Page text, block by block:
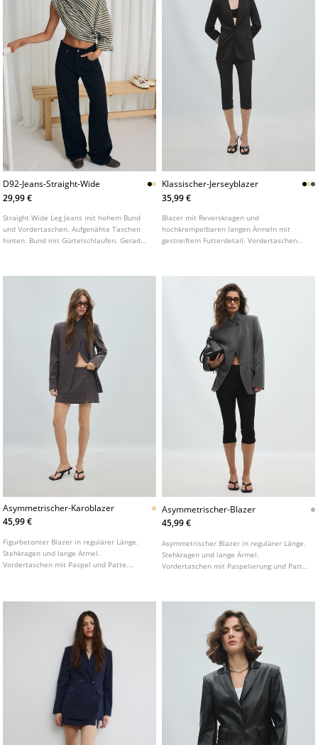
D92-Jeans-Straight-Wide
29,99 €
Straight Wide Leg Jeans mit hohem Bund
und Vordertaschen. Aufgenähte Taschen
hinten. Bund mit Gürtelschlaufen. Gerades,
verschiedenen Farben erhältlich.
Klassischer-Jerseyblazer
35,99 €
Blazer mit Reverskragen und
hochkrempelbaren langen Ärmeln mit
gestreiftem Futterdetail. Vordertaschen
Asymmetrischer-Karoblazer
45,99 €
Figurbetonter Blazer in regulärer Länge.
Stehkragen und lange Ärmel.
Vordertaschen mit Paspel und Patte.
Asymmetrischer-Blazer
45,99 €
Asymmetrischer Blazer in regulärer Länge.
Stehkragen und lange Ärmel.
Vordertaschen mit Paspelierung und Patte.